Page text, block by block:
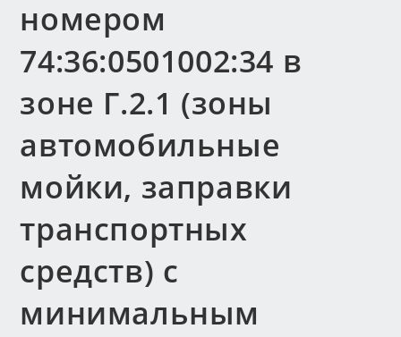
номером
74:36:0501002:34 в
зоне Г.2.1 (зоны
автомобильные
мойки, заправки
транспортных
средств) с
минимальным